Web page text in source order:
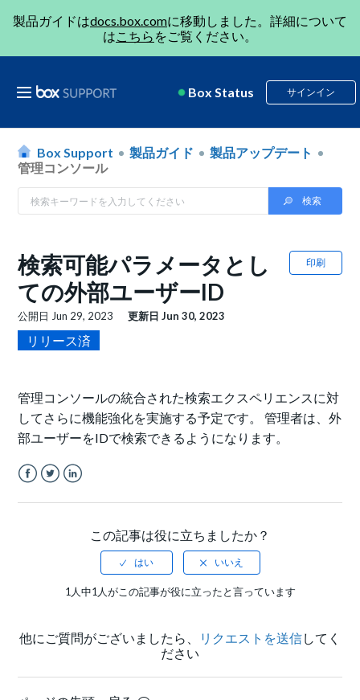
製品ガイドはdocs.box.comに移動しました。詳細について
はこちら をご覧ください。
Box Status サインイン
Box Support 製品ガイド
製品アップデート
管理コンソール
印刷
検索可能パラメータとし
ての外部ユーザーID
公開日 Jun 29, 2023 更新日Jun 30, 2023
リリース済
管理コンソールの統合された検索エクスペリエンスに対
してさらに機能強化を実施する予定です。 管理者は、外
部ユーザーをIDで検索できるようになります。
この記事は役に立ちましたか？
1人中1人がこの記事が役に立ったと言っています
他にご質問がございましたら、 リクエストを送信してく
ださい